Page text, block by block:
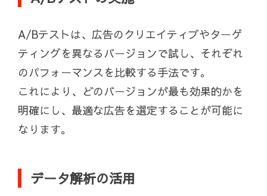
A/Bテストは、広告のクリエイティブやターゲ
ティングを異なるバージョンで試し、それぞれ
のパフォーマンスを比較する手法です。
これにより、どのバージョンが最も効果的かを
明確にし、最適な広告を選定することが可能に
なります。
データ解析の活用